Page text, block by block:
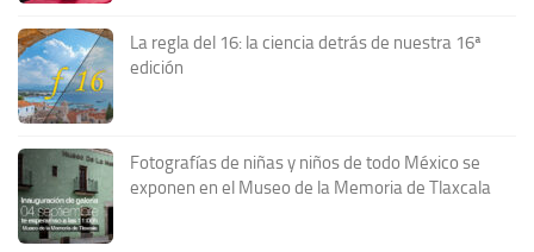
La regla del 16: la ciencia detrás de nuestra 16ª
edición
Fotografías de niñas y niños de todo México se
exponen en el Museo de la Memoria de Tlaxcala